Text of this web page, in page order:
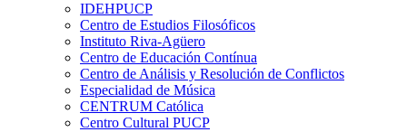
IDEHPUCP
Centro de Estudios Filosóficos
Instituto Riva-Agüero
Centro de Educación Contínua
Centro de Análisis y Resolución de Conflictos
Especialidad de Música
CENTRUM Católica
Centro Cultural PUCP